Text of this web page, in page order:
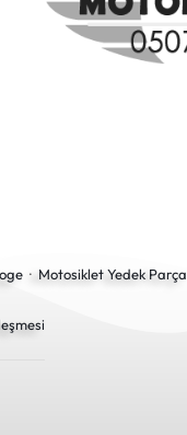
· Motosiklet Yedek Parça